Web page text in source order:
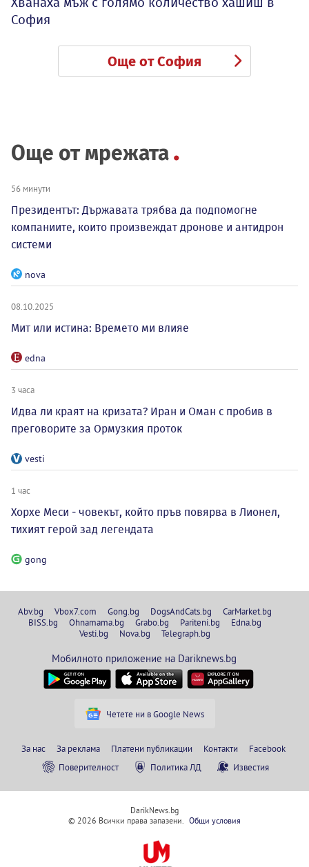
София
Още от София
Още от мрежата
56 минути
Президентът: Държавата трябва да подпомогне
компаниите, които произвеждат дронове и антидрон
системи
nova
08.10.2025
Мит или истина: Времето ми влияе
edna
3 часа
Идва ли краят на кризата? Иран и Оман с пробив в
преговорите за Ормузкия проток
vesti
1 час
Хорхе Меси - човекът, който пръв повярва в Лионел,
тихият герой зад легендата
gong
Abv.bg Vbox7.com Gong.bg DogsAndCats.bg
CarMarket.bg
BISS.bg
Ohnamama.bg Grabo.bg Pariteni.bg
Edna.bg
Vesti.bg
Nova.bg Telegraph.bg
Мобилното приложение на Dariknews.bg
Четете ни в Google News
За нас За реклама Платени публикации Контакти
Facebook
Поверителност
Политика ЛД Известия
DarikNews.bg
© 2026 Всички права запазени. Общи условия